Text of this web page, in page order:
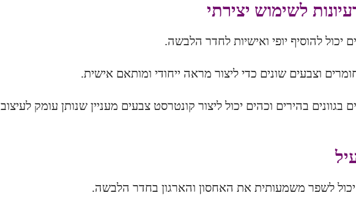
לשימוש יצירתי
יכול להוסיף יופי ואישיות לחדר הלבשה.
וצבעים שונים כדי ליצור מראה ייחודי ומותאם אישית.
בהירים וכהים יכול ליצור קונטרסט צבעים מעניין שנותן עומק לעיצוב
לשפר משמעותית את האחסון והארגון בחדר הלבשה.